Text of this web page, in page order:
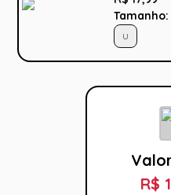
Tamanho:
U
R$